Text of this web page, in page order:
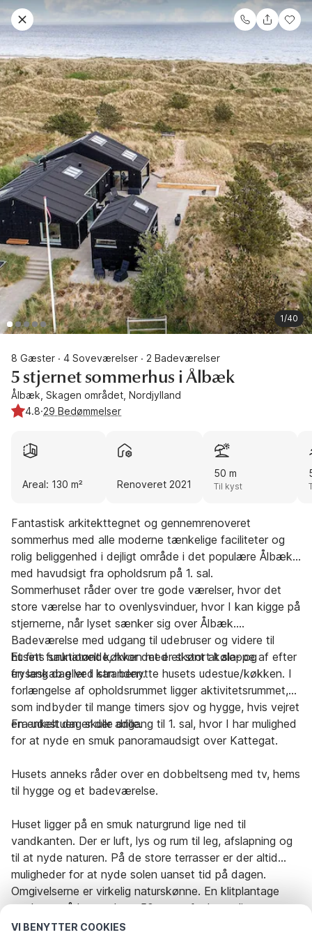
VI BENYTTER COOKIES
1/40
8 Gæster · 4 Soveværelser · 2 Badeværelser
5 stjernet sommerhus i Ålbæk
Ålbæk, Skagen området, Nordjylland
4.8·29 Bedømmelser
Areal: 130 m² Renoveret 2021
50 m
Til kyst
Fantastisk arkitekttegnet og gennemrenoveret
sommerhus med alle moderne tænkelige faciliteter og
rolig beliggenhed i dejligt område i det populære Ålbæk
med havudsigt fra opholdsrum på 1. sal.
Sommerhuset råder over tre gode værelser, hvor det
store værelse har to ovenlysvinduer, hvor I kan kigge på
stjernerne, når lyset sænker sig over Ålbæk.
Badeværelse med udgang til udebruser og videre til
husets saunatønde, hvor det er skønt at slappe af efter
en lang dag ved stranden.
Et fint funktionelt køkken med et stort køle- og
fryseskab eller I kan benytte husets udestue/køkken. I
forlængelse af opholdsrummet ligger aktivitetsrummet,
som indbyder til mange timers sjov og hygge, hvis vejret
en enkelt dag skulle drille.
Fra udestuen er der adgang til 1. sal, hvor I har mulighed
for at nyde en smuk panoramaudsigt over Kattegat.
Husets anneks råder over en dobbeltseng med tv, hems
til hygge og et badeværelse.
Huset ligger på en smuk naturgrund lige ned til
vandkanten. Der er luft, lys og rum til leg, afslapning og
til at nyde naturen. På de store terrasser er der altid
muligheder for at nyde solen uanset tid på dagen.
Omgivelserne er virkelig naturskønne. En klitplantage
pryder området, og bare 50 meter fra huset ligger
stranden. Den hvide sandstrand er kilometerlang og